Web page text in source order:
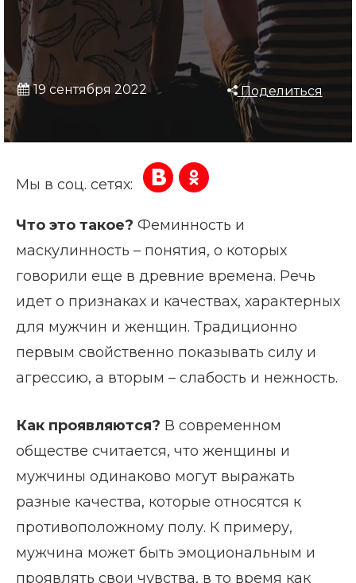
19 сентября 2022 Поделиться
Мы в соц. сетях:
Что это такое? Феминность и
маскулинность – понятия, о которых
говорили еще в древние времена. Речь
идет о признаках и качествах, характерных
для мужчин и женщин. Традиционно
первым свойственно показывать силу и
агрессию, а вторым – слабость и нежность.
Как проявляются? В современном
обществе считается, что женщины и
мужчины одинаково могут выражать
разные качества, которые относятся к
противоположному полу. К примеру,
мужчина может быть эмоциональным и
проявлять свои чувства, в то время как